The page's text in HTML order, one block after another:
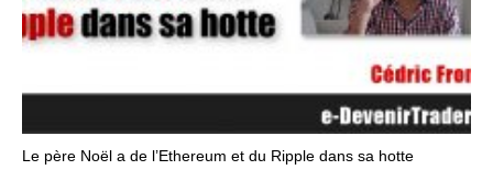
Le père Noël a de l’Ethereum et du Ripple dans sa hotte